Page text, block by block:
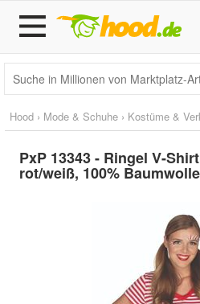
Hood › Mode & Schuhe › Kostüme &
PxP 13343 - Ringel V-
rot/weiß, 100% Baumwolle